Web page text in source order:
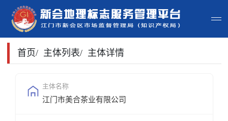
首页
政策法规
首页/ 主体列表/ 主体详情
主体名称
江门市美合茶业有限公司